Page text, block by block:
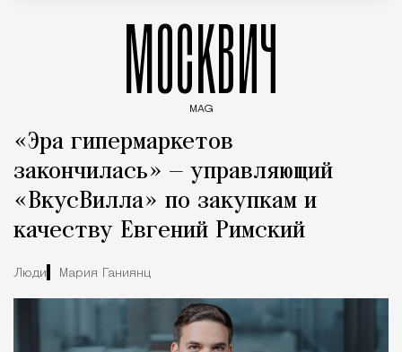
МОСКВИЧ
MAG
«Эра гипермаркетов
закончилась» — управляющий
«ВкусВилла» по закупкам и
качеству Евгений Римский
Люди Мария Ганиянц